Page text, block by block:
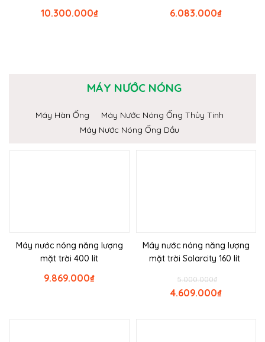
₫
10.300.000 ₫
6.083.000
MÁY NƯỚC NÓNG
Máy Hàn Ống
Máy Nước Nóng Ống Thủy Tinh
Máy Nước Nóng Ống Dầu
Máy nước nóng năng lượng
mặt trời 400 lít
₫
9.869.000
Máy nước nóng năng lượng
mặt trời Solarcity 160 lít
₫
5.000.000
₫
4.609.000